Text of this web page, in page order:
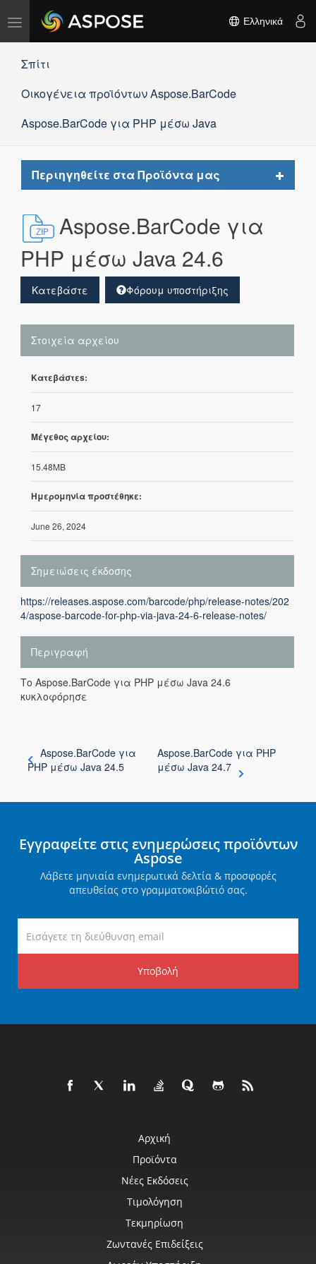
Εναλλαγή
πλοήγησης
Ελληνικά
Σπίτι
Οικογένεια προϊόντων Aspose.BarCode
Aspose.BarCode για PHP μέσω Java
Περιηγηθείτε στα Προϊόντα μας
Toggle
Aspose.BarCode για
PHP μέσω Java 24.6
Κατεβάστε Φόρουμ υποστήριξης
Στοιχεία αρχείου
Κατεβάστεs:
17
Μέγεθος αρχείου:
15.48MB
Ημερομηνία προστέθηκε:
June 26, 2024
Σημειώσεις έκδοσης
https://releases.aspose.com/barcode/php/release-notes/202
4/aspose-barcode-for-php-via-java-24-6-release-notes/
Περιγραφή
Το Aspose.BarCode για PHP μέσω Java 24.6
κυκλοφόρησε
Aspose.BarCode για
PHP μέσω Java 24.5
Aspose.BarCode για PHP
μέσω Java 24.7
Εγγραφείτε στις ενημερώσεις προϊόντων
Aspose
Λάβετε μηνιαία ενημερωτικά δελτία & προσφορές
απευθείας στο γραμματοκιβώτιό σας.
Υποβολή
Αρχική
Προϊόντα
Νέες Εκδόσεις
Τιμολόγηση
Τεκμηρίωση
Ζωντανές Επιδείξεις